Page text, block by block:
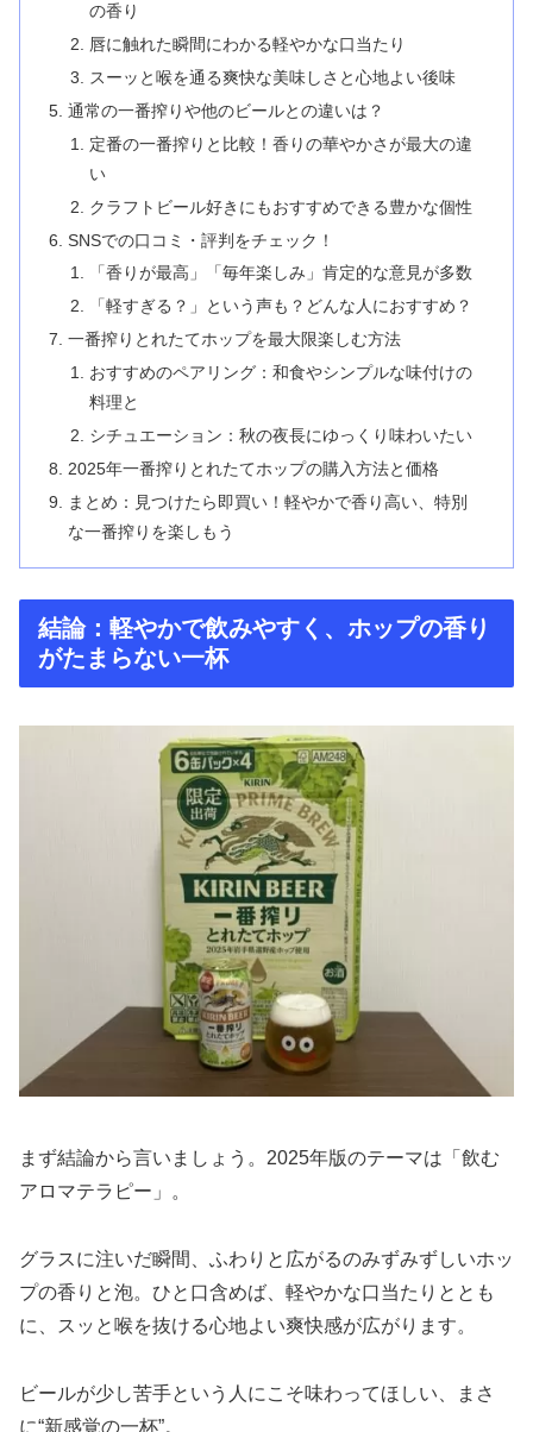
の香り
唇に触れた瞬間にわかる軽やかな口当たり
スーッと喉を通る爽快な美味しさと心地よい後味
通常の一番搾りや他のビールとの違いは？
定番の一番搾りと比較！香りの華やかさが最大の違
い
クラフトビール好きにもおすすめできる豊かな個性
SNSでの口コミ・評判をチェック！
「香りが最高」「毎年楽しみ」肯定的な意見が多数
「軽すぎる？」という声も？どんな人におすすめ？
一番搾りとれたてホップを最大限楽しむ方法
おすすめのペアリング：和食やシンプルな味付けの
料理と
シチュエーション：秋の夜長にゆっくり味わいたい
2025年一番搾りとれたてホップの購入方法と価格
まとめ：見つけたら即買い！軽やかで香り高い、特別
な一番搾りを楽しもう
結論：軽やかで飲みやすく、ホップの香り
がたまらない一杯
まず結論から言いましょう。2025年版のテーマは「飲む
アロマテラピー」。
グラスに注いだ瞬間、ふわりと広がるのみずみずしいホッ
プの香りと泡。ひと口含めば、軽やかな口当たりととも
に、スッと喉を抜ける心地よい爽快感が広がります。
ビールが少し苦手という人にこそ味わってほしい、まさ
に“新感覚の一杯”。